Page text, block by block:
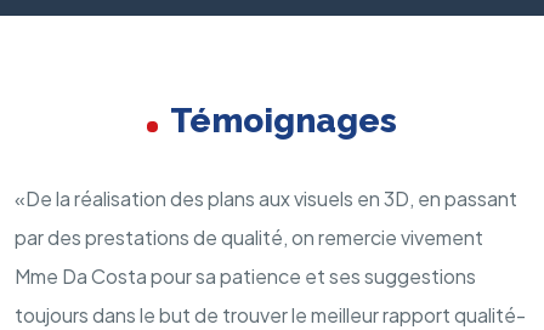
Témoignages
«De la réalisation des plans aux visuels en 3D, en passant
par des prestations de qualité, on remercie vivement
Mme Da Costa pour sa patience et ses suggestions
toujours dans le but de trouver le meilleur rapport qualité-